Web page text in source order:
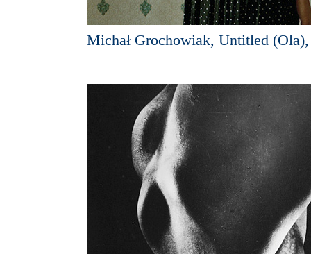
Michał Grochowiak, Untitled